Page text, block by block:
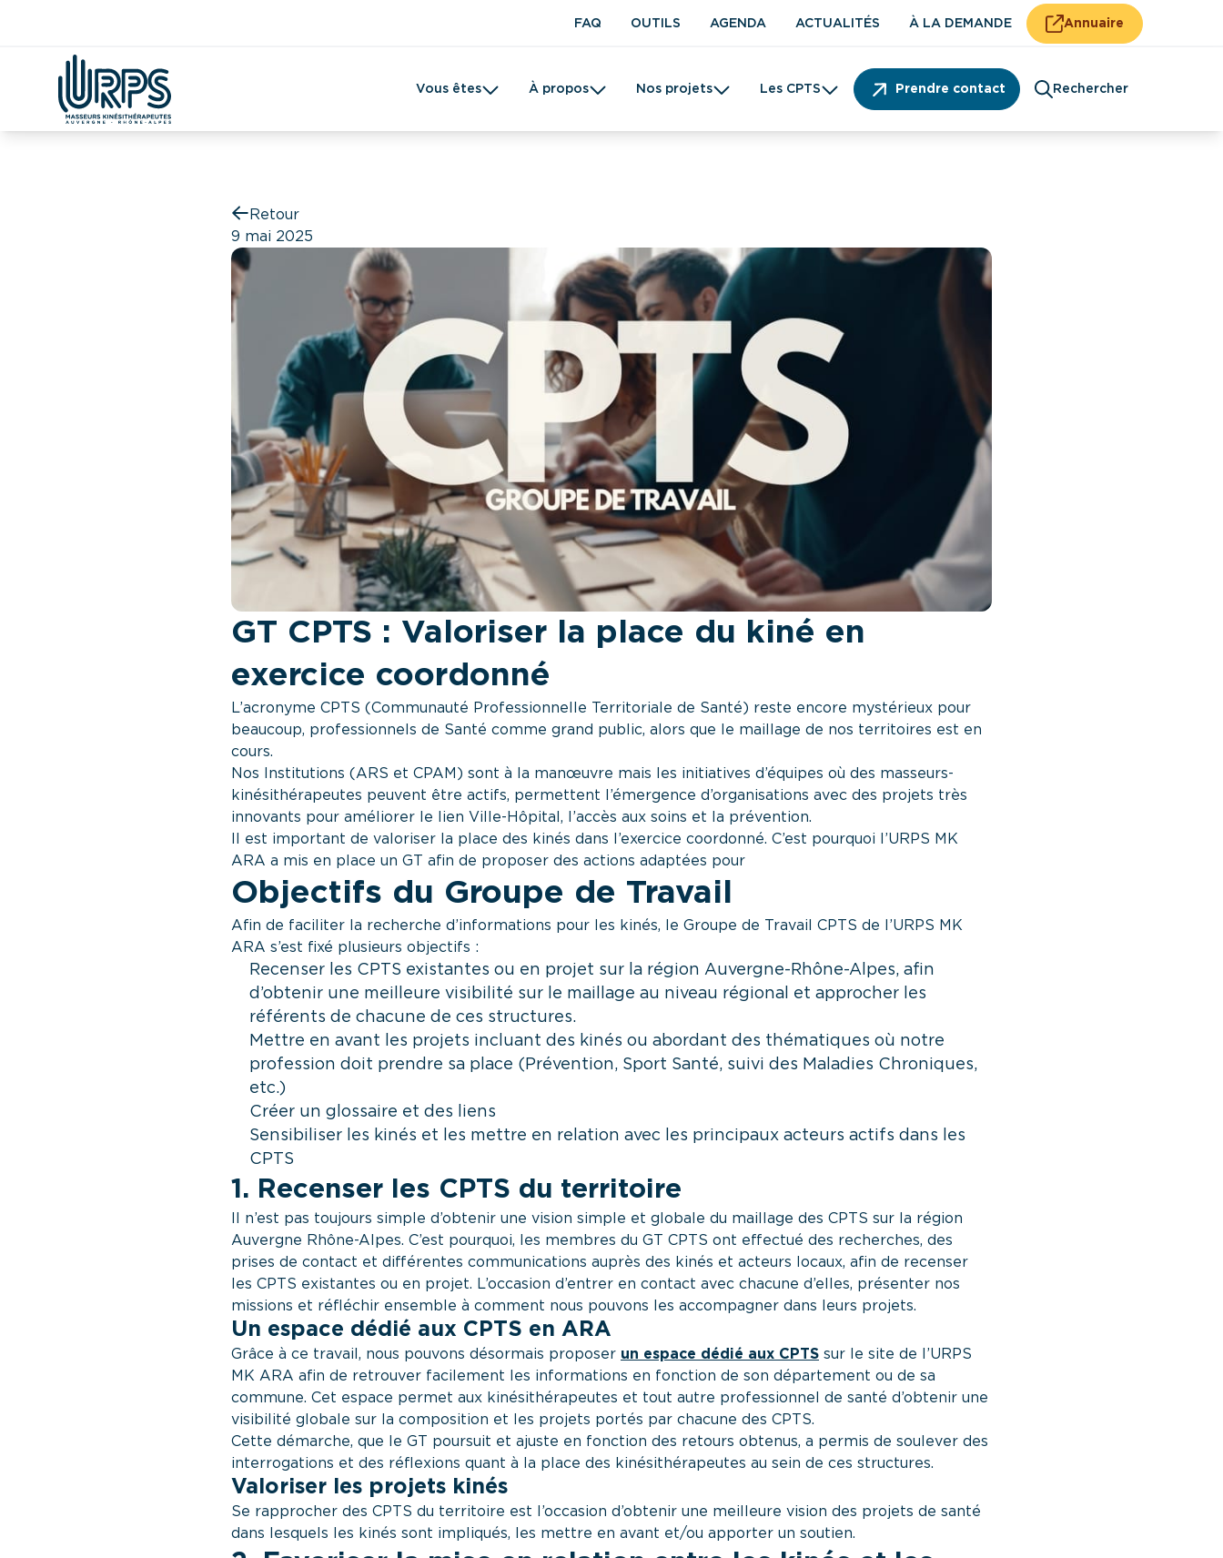
FAQ OUTILS AGENDA ACTUALITÉS À LA DEMANDE Annuaire
Vous êtes À propos Nos projets Les CPTS Prendre contact Rechercher
Retour
9 mai 2025
GT CPTS : Valoriser la place du kiné en
exercice coordonné
L’acronyme CPTS (Communauté Professionnelle Territoriale de Santé) reste encore mystérieux pour
beaucoup, professionnels de Santé comme grand public, alors que le maillage de nos territoires est en
cours.
Nos Institutions (ARS et CPAM) sont à la manœuvre mais les initiatives d’équipes où des masseurs-
kinésithérapeutes peuvent être actifs, permettent l’émergence d’organisations avec des projets très
innovants pour améliorer le lien Ville-Hôpital, l’accès aux soins et la prévention.
Il est important de valoriser la place des kinés dans l’exercice coordonné. C’est pourquoi l’URPS MK
ARA a mis en place un GT afin de proposer des actions adaptées pour
Objectifs du Groupe de Travail
Afin de faciliter la recherche d’informations pour les kinés, le Groupe de Travail CPTS de l’URPS MK
ARA s’est fixé plusieurs objectifs :
Recenser les CPTS existantes ou en projet sur la région Auvergne-Rhône-Alpes, afin
d’obtenir une meilleure visibilité sur le maillage au niveau régional et approcher les
référents de chacune de ces structures.
Mettre en avant les projets incluant des kinés ou abordant des thématiques où notre
profession doit prendre sa place (Prévention, Sport Santé, suivi des Maladies Chroniques,
etc.)
Créer un glossaire et des liens
Sensibiliser les kinés et les mettre en relation avec les principaux acteurs actifs dans les
CPTS
1. Recenser les CPTS du territoire
Il n’est pas toujours simple d’obtenir une vision simple et globale du maillage des CPTS sur la région
Auvergne Rhône-Alpes. C’est pourquoi, les membres du GT CPTS ont effectué des recherches, des
prises de contact et différentes communications auprès des kinés et acteurs locaux, afin de recenser
les CPTS existantes ou en projet. L’occasion d’entrer en contact avec chacune d’elles, présenter nos
missions et réfléchir ensemble à comment nous pouvons les accompagner dans leurs projets.
Un espace dédié aux CPTS en ARA
Grâce à ce travail, nous pouvons désormais proposer un espace dédié aux CPTS sur le site de l’URPS
MK ARA afin de retrouver facilement les informations en fonction de son département ou de sa
commune. Cet espace permet aux kinésithérapeutes et tout autre professionnel de santé d’obtenir une
visibilité globale sur la composition et les projets portés par chacune des CPTS.
Cette démarche, que le GT poursuit et ajuste en fonction des retours obtenus, a permis de soulever des
interrogations et des réflexions quant à la place des kinésithérapeutes au sein de ces structures.
Valoriser les projets kinés
Se rapprocher des CPTS du territoire est l’occasion d’obtenir une meilleure vision des projets de santé
dans lesquels les kinés sont impliqués, les mettre en avant et/ou apporter un soutien.